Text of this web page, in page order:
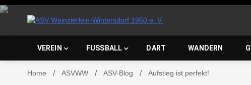
Skip
to
ASV
VEREIN FUSSBALL DART WANDERN
Home ASVWW ASV-Blog Aufstieg ist perfekt!